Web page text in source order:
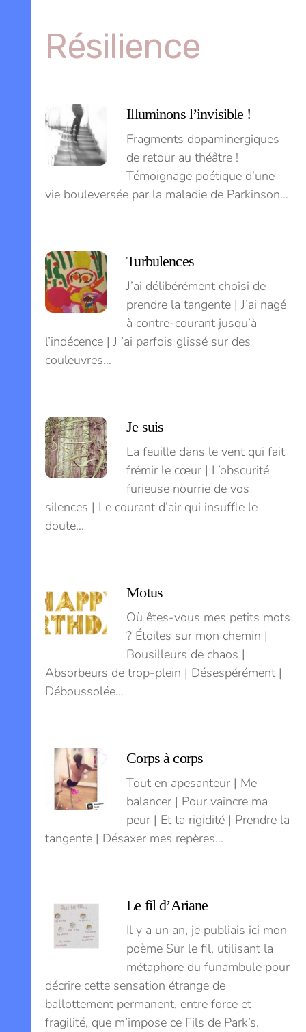
Résilience
Illuminons l’invisible !
Fragments dopaminergiques
de retour au théâtre !
Témoignage poétique d’une
vie bouleversée par la maladie de Parkinson…
Turbulences
J’ai délibérément choisi de
prendre la tangente | J’ai nagé
à contre-courant jusqu’à
l’indécence | J ’ai parfois glissé sur des
couleuvres…
Je suis
La feuille dans le vent qui fait
frémir le cœur | L’obscurité
furieuse nourrie de vos
silences | Le courant d’air qui insuffle le
doute…
Motus
Où êtes-vous mes petits mots
? Étoiles sur mon chemin |
Bousilleurs de chaos |
Absorbeurs de trop-plein | Désespérément |
Déboussolée…
Corps à corps
Tout en apesanteur | Me
balancer | Pour vaincre ma
peur | Et ta rigidité | Prendre la
tangente | Désaxer mes repères…
Le fil d’Ariane
Il y a un an, je publiais ici mon
poème Sur le fil, utilisant la
métaphore du funambule pour
décrire cette sensation étrange de
ballottement permanent, entre force et
fragilité, que m’impose ce Fils de Park’s.